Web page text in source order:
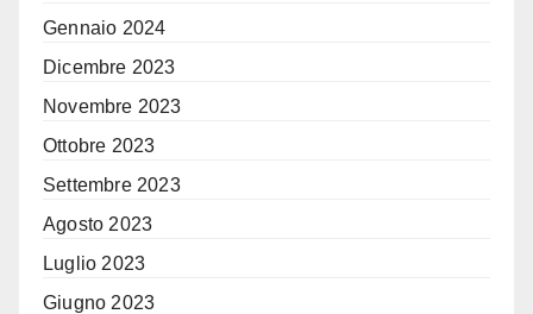
Gennaio 2024
Dicembre 2023
Novembre 2023
Ottobre 2023
Settembre 2023
Agosto 2023
Luglio 2023
Giugno 2023